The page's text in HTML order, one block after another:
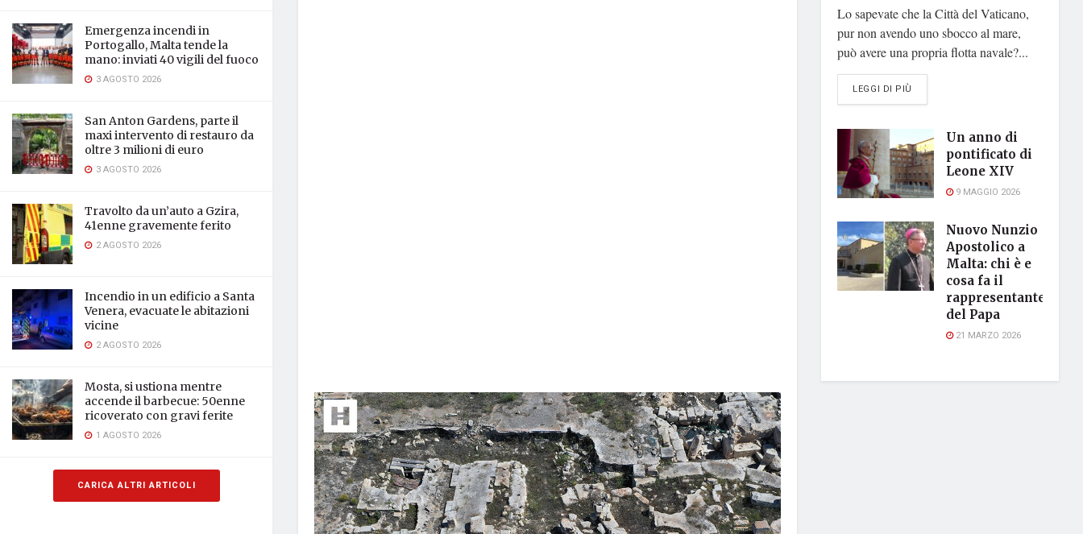
Emergenza incendi in
Portogallo, Malta tende la
mano: inviati 40 vigili del fuoco
3 AGOSTO 2026
San Anton Gardens, parte il
maxi intervento di restauro da
oltre 3 milioni di euro
3 AGOSTO 2026
Travolto da un’auto a Gzira,
41enne gravemente ferito
2 AGOSTO 2026
Incendio in un edificio a Santa
Venera, evacuate le abitazioni
vicine
2 AGOSTO 2026
Mosta, si ustiona mentre
accende il barbecue: 50enne
ricoverato con gravi ferite
1 AGOSTO 2026
CARICA ALTRI ARTICOLI
Lo sapevate che la Città del Vaticano,
pur non avendo uno sbocco al mare,
può avere una propria flotta navale?...
LEGGI DI PIÙ
Un anno di
pontificato di
Leone XIV
9 MAGGIO 2026
Nuovo Nunzio
Apostolico a
Malta: chi è e
cosa fa il
rappresentante
del Papa
21 MARZO 2026